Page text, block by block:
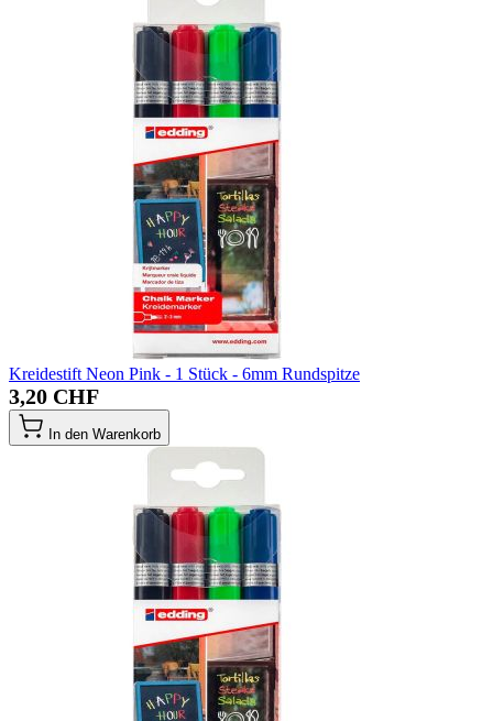
Kreidestift Neon Pink - 1 Stück - 6mm Rundspitze
3,20 CHF
In den Warenkorb